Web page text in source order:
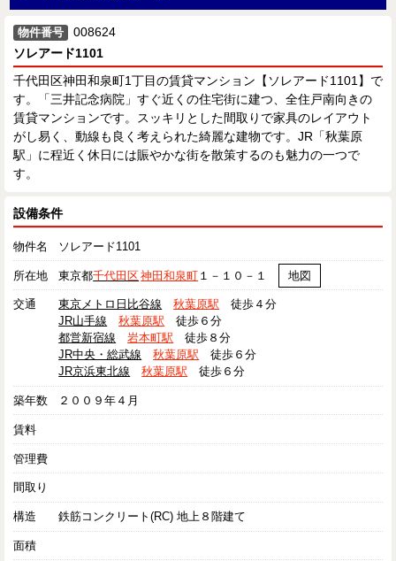
物件番号
008624
ソレアード1101
千代田区神田和泉町1丁目の賃貸マンション【ソレアード1101】で
す。「三井記念病院」すぐ近くの住宅街に建つ、全住戸南向きの
賃貸マンションです。スッキリとした間取りで家具のレイアウト
がし易く、動線も良く考えられた綺麗な建物です。JR「秋葉原
駅」に程近く休日には賑やかな街を散策するのも魅力の一つで
す。
設備条件
物件名 ソレアード1101
所在地 東京都千代田区神田和泉町 １－１０－１ 地図
交通 東京メトロ日比谷線 秋葉原駅 徒歩４分
JR山手線
秋葉原駅 徒歩６分
都営新宿線
岩本町駅 徒歩８分
JR中央・総武線
秋葉原駅 徒歩６分
JR京浜東北線
秋葉原駅 徒歩６分
築年数 ２００９年４月
賃料
管理費
間取り
構造 鉄筋コンクリート(RC) 地上８階建て
面積